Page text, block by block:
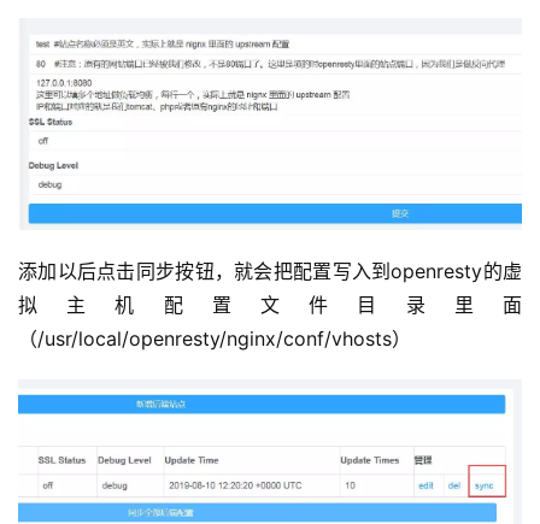
添加以后点击同步按钮，就会把配置写入到openresty的虚
拟主机配置文件目录里面
（/usr/local/openresty/nginx/conf/vhosts）